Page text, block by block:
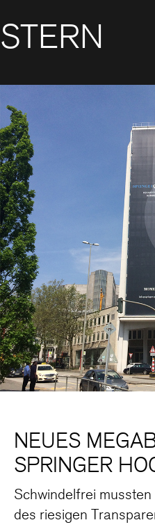
STERN
NEUES
SPRINGER
Schwindelfrei
des riesigen